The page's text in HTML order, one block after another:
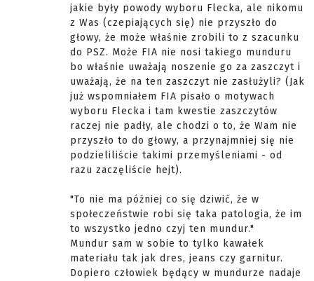
jakie były powody wyboru Flecka, ale nikomu
z Was (czepiających się) nie przyszło do
głowy, że może właśnie zrobili to z szacunku
do PSZ. Może FIA nie nosi takiego munduru
bo właśnie uważają noszenie go za zaszczyt i
uważają, że na ten zaszczyt nie zasłużyli? (Jak
już wspomniałem FIA pisało o motywach
wyboru Flecka i tam kwestie zaszczytów
raczej nie padły, ale chodzi o to, że Wam nie
przyszło to do głowy, a przynajmniej się nie
podzieliliście takimi przemyśleniami - od
razu zaczęliście hejt).
"To nie ma później co się dziwić, że w
społeczeństwie robi się taka patologia, że im
to wszystko jedno czyj ten mundur."
Mundur sam w sobie to tylko kawałek
materiału tak jak dres, jeans czy garnitur.
Dopiero człowiek będący w mundurze nadaje